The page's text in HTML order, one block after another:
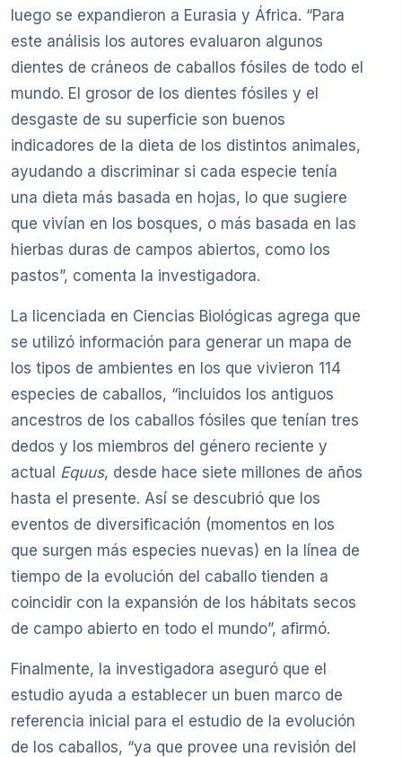
luego se expandieron a Eurasia y África. “Para
este análisis los autores evaluaron algunos
dientes de cráneos de caballos fósiles de todo el
mundo. El grosor de los dientes fósiles y el
desgaste de su superficie son buenos
indicadores de la dieta de los distintos animales,
ayudando a discriminar si cada especie tenía
una dieta más basada en hojas, lo que sugiere
que vivían en los bosques, o más basada en las
hierbas duras de campos abiertos, como los
pastos”, comenta la investigadora.
La licenciada en Ciencias Biológicas agrega que
se utilizó información para generar un mapa de
los tipos de ambientes en los que vivieron 114
especies de caballos, “incluidos los antiguos
ancestros de los caballos fósiles que tenían tres
dedos y los miembros del género reciente y
actual Equus, desde hace siete millones de años
hasta el presente. Así se descubrió que los
eventos de diversificación (momentos en los
que surgen más especies nuevas) en la línea de
tiempo de la evolución del caballo tienden a
coincidir con la expansión de los hábitats secos
de campo abierto en todo el mundo”, afirmó.
Finalmente, la investigadora aseguró que el
estudio ayuda a establecer un buen marco de
referencia inicial para el estudio de la evolución
de los caballos, “ya que provee una revisión del